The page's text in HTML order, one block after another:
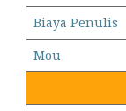
Biaya Penulis
Mou